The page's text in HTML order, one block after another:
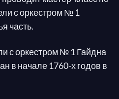
с оркестром № 1
часть.
с оркестром № 1 Гайдна
в начале 1760-х годов в
Йозефу Францу Вайглю,
оркестра